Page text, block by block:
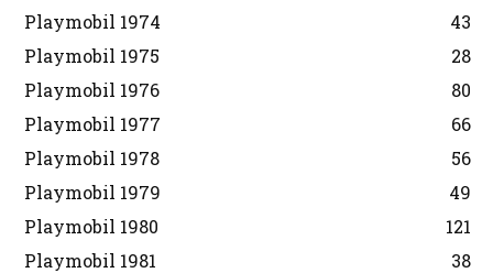
Playmobil 1974
43
Playmobil 1975
28
Playmobil 1976
80
Playmobil 1977
66
Playmobil 1978
56
Playmobil 1979
49
Playmobil 1980
121
Playmobil 1981
38